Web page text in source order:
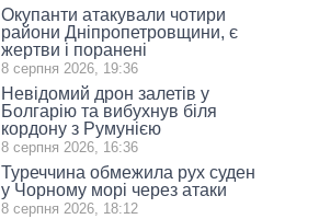
Окупанти атакували чотири
райони Дніпропетровщини, є
жертви і поранені
8 серпня 2026, 19:36
Невідомий дрон залетів у
Болгарію та вибухнув біля
кордону з Румунією
8 серпня 2026, 16:36
Туреччина обмежила рух суден
у Чорному морі через атаки
8 серпня 2026, 18:12